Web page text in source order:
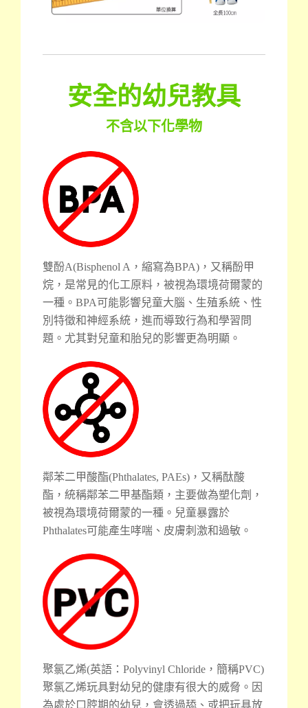
安全的幼兒教具
不含以下化學物
雙酚A(Bisphenol A，縮寫為BPA)，又稱酚甲
烷，是常見的化工原料，被視為環境荷爾蒙的
一種。BPA可能影響兒童大腦、生殖系統、性
別特徵和神經系統，進而導致行為和學習問
題。尤其對兒童和胎兒的影響更為明顯。
鄰苯二甲酸酯(Phthalates, PAEs)，又稱酞酸
酯，統稱鄰苯二甲基酯類，主要做為塑化劑，
被視為環境荷爾蒙的一種。兒童暴露於
Phthalates可能產生哮喘、皮膚刺激和過敏。
聚氯乙烯(英語：Polyvinyl Chloride，簡稱PVC)
聚氯乙烯玩具對幼兒的健康有很大的威脅。因
為處於口腔期的幼兒，會透過舔、或把玩具放